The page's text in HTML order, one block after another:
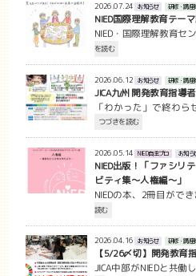
2026.07.24 お知らせ 研修・講座
NIED国際理解教育テー
NIED・国際理解教育セ
を読む
2026.06.12 お知らせ 研修・講座
JICA九州 開発教育指導
「わかった」で終わ
つづきを読む
2026.05.14 NIED自主プロ お知ら
NIED出版！「ファシリ
ビティ集～人権編～」
NIEDの本、2冊目がで
読む
2026.04.16 お知らせ 研修・講座
【5/26〆切】開発教育
JICA中部がNIEDと共